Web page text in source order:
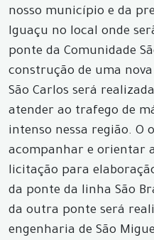
nosso município e da
Iguaçu no local onde
ponte da Comunidade
construção de uma
São Carlos será
atender ao trafego de
intenso nessa região. O
acompanhar e orientar
licitação para
da ponte da linha São
da outra ponte será
engenharia de São